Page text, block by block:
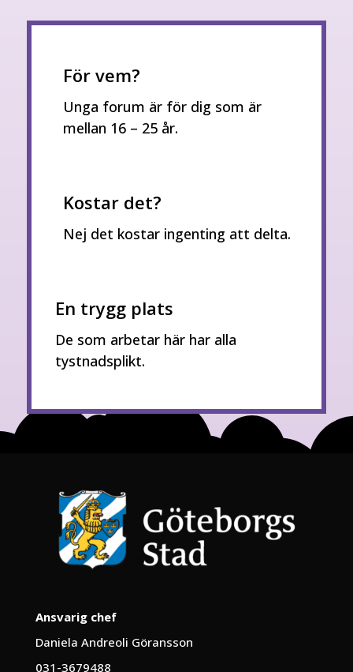
För vem?
Unga forum är för dig som är
mellan 16 – 25 år.
Kostar det?
Nej det kostar ingenting att delta.
En trygg plats
De som arbetar här har alla
tystnadsplikt.
Ansvarig chef
Daniela Andreoli Göransson
031-3679488